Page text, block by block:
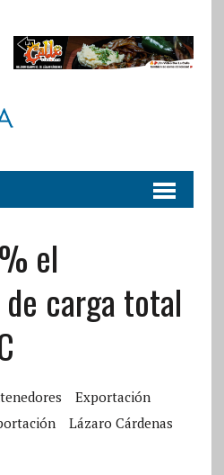
el
carga total
Exportación
Lázaro Cárdenas